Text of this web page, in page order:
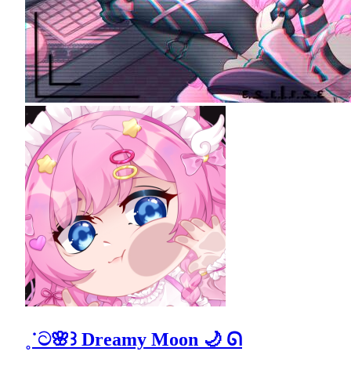
˳˙ට🌸꒱ Dreamy Moon 🌙 ᘏ